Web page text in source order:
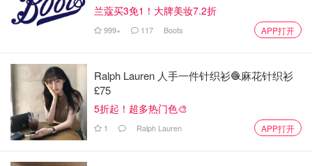
兰蔻买3免1！大牌美妆7.2折
999+ 117 Boots APP打开
Ralph Lauren 人手一件针织衫🧶麻花针织衫
£75
5折起！超多热门色🎨
1 Ralph Lauren APP打开